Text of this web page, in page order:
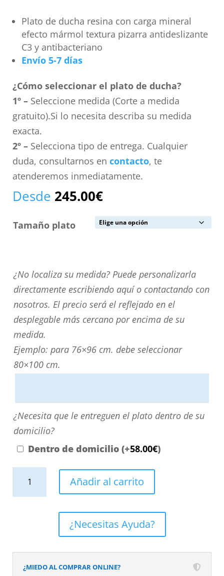
Plato de ducha resina con carga mineral
efecto mármol textura pizarra antideslizante
C3 y antibacteriano
Envío 5-7 días
¿Cómo seleccionar el plato de ducha?
1º –Seleccione medida (Corte a medida
gratuito).Si lo necesita describa su medida
exacta.
2º –Selecciona tipo de entrega. Cualquier
duda, consultarnos en contacto, te
atenderemos inmediatamente.
Desde 245.00€
Tamaño plato
¿No
localiza
su
medida?
Puede
personalizarla
directamente
contactando
nosotros.
El
precio
será
¿No localiza su medida? Puede personalizarla
directamente escribiendo aquí o contactando con
nosotros. El precio será el reflejado en el
desplegable más cercano por encima de su
medida.
Ejemplo: para 76×96 cm. debe seleccionar
80×100 cm.
¿Necesita
que
le
domicilio?
¿Necesita que le entreguen el plato dentro de su
domicilio?
Dentro de domicilio (+58.00€)
pizarra.
Efecto
Añadir al carrito
¿Necesitas Ayuda?
¿MIEDO AL COMPRAR ONLINE?